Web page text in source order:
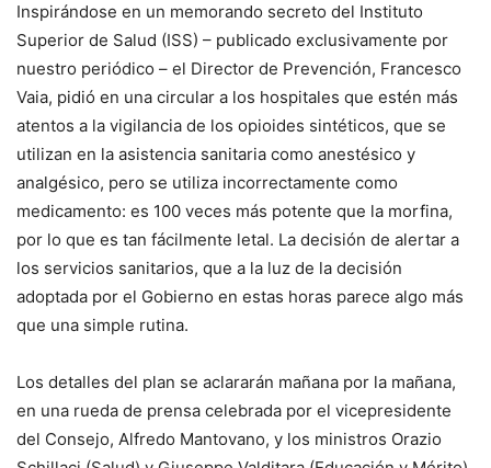
Inspirándose en un memorando secreto del Instituto
Superior de Salud (ISS) – publicado exclusivamente por
nuestro periódico – el Director de Prevención, Francesco
Vaia, pidió en una circular a los hospitales que estén más
atentos a la vigilancia de los opioides sintéticos, que se
utilizan en la asistencia sanitaria como anestésico y
analgésico, pero se utiliza incorrectamente como
medicamento: es 100 veces más potente que la morfina,
por lo que es tan fácilmente letal. La decisión de alertar a
los servicios sanitarios, que a la luz de la decisión
adoptada por el Gobierno en estas horas parece algo más
que una simple rutina.
Los detalles del plan se aclararán mañana por la mañana,
en una rueda de prensa celebrada por el vicepresidente
del Consejo, Alfredo Mantovano, y los ministros Orazio